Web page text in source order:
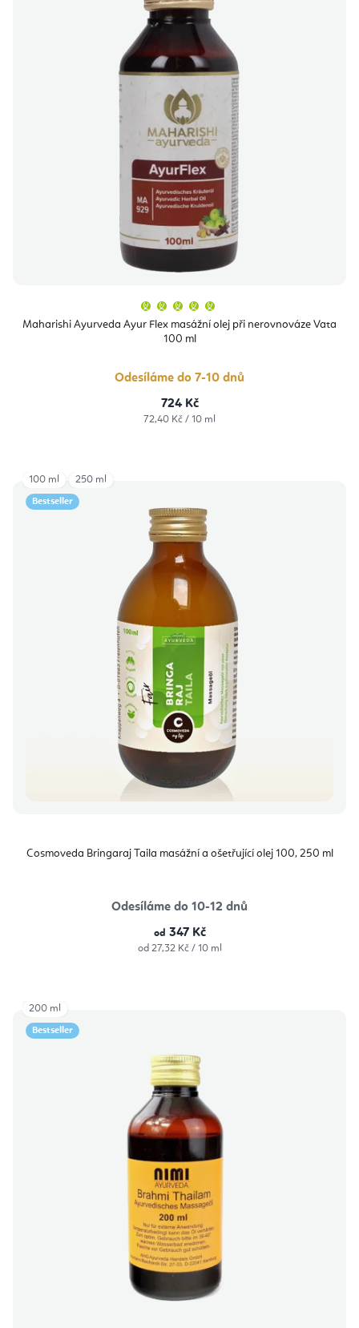
Maharishi Ayurveda Ayur Flex masážní olej při nerovnováze Vata
100 ml
produktu
je
hvězdiček.
Odesíláme do 7-10 dnů
724 Kč
Měrná
72,40 Kč / 10 ml
Bestseller
Cosmoveda Bringaraj Taila masážní a ošetřující olej 100, 250 ml
Odesíláme do 10-12 dnů
od 347 Kč
Měrná
od 27,32 Kč / 10 ml
100 ml 250 ml
Bestseller
200 ml